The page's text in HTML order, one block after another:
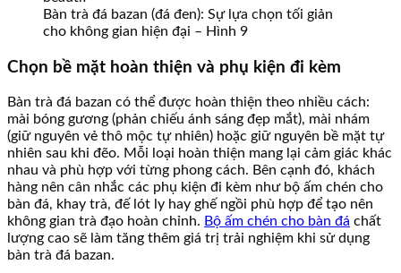
Bàn trà đá bazan (đá đen): Sự lựa chọn tối giản
cho không gian hiện đại – Hình 9
Chọn bề mặt hoàn thiện và phụ kiện đi kèm
Bàn trà đá bazan có thể được hoàn thiện theo nhiều cách:
mài bóng gương (phản chiếu ánh sáng đẹp mắt), mài nhám
(giữ nguyên vẻ thô mộc tự nhiên) hoặc giữ nguyên bề mặt tự
nhiên sau khi đẽo. Mỗi loại hoàn thiện mang lại cảm giác khác
nhau và phù hợp với từng phong cách. Bên cạnh đó, khách
hàng nên cân nhắc các phụ kiện đi kèm như bộ ấm chén cho
bàn đá, khay trà, đế lót ly hay ghế ngồi phù hợp để tạo nên
không gian trà đạo hoàn chỉnh. Bộ ấm chén cho bàn đá chất
lượng cao sẽ làm tăng thêm giá trị trải nghiệm khi sử dụng
bàn trà đá bazan.